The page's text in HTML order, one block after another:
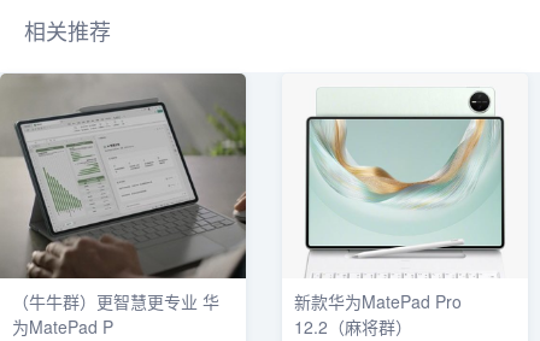
相关推荐
（牛牛群）更智慧更专业 华
为MatePad P
新款华为MatePad Pro
12.2（麻将群）